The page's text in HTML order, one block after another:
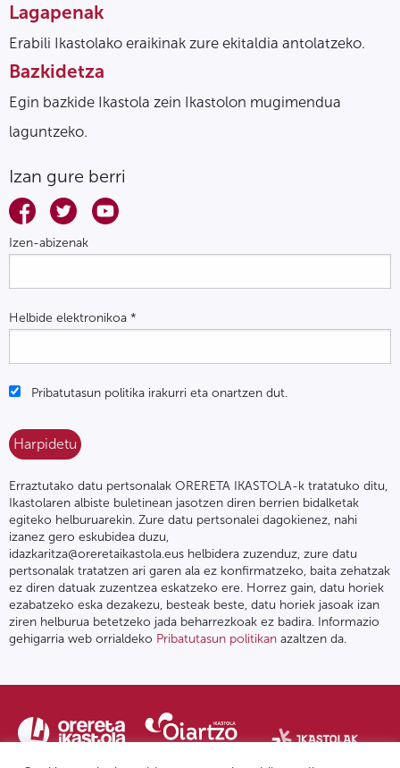
Lagapenak
Erabili Ikastolako eraikinak zure ekitaldia antolatzeko.
Bazkidetza
Egin bazkide Ikastola zein Ikastolon mugimendua
laguntzeko.
Izan gure berri
Izen-abizenak
Helbide elektronikoa *
Pribatutasun politika irakurri eta onartzen dut.
Erraztutako datu pertsonalak ORERETA IKASTOLA-k tratatuko ditu,
Ikastolaren albiste buletinean jasotzen diren berrien bidalketak
egiteko helburuarekin. Zure datu pertsonalei dagokienez, nahi
izanez gero eskubidea duzu,
idazkaritza@oreretaikastola.eus helbidera zuzenduz, zure datu
pertsonalak tratatzen ari garen ala ez konfirmatzeko, baita zehatzak
ez diren datuak zuzentzea eskatzeko ere. Horrez gain, datu horiek
ezabatzeko eska dezakezu, besteak beste, datu horiek jasoak izan
ziren helburua betetzeko jada beharrezkoak ez badira. Informazio
gehigarria web orrialdeko Pribatutasun politikan azaltzen da.